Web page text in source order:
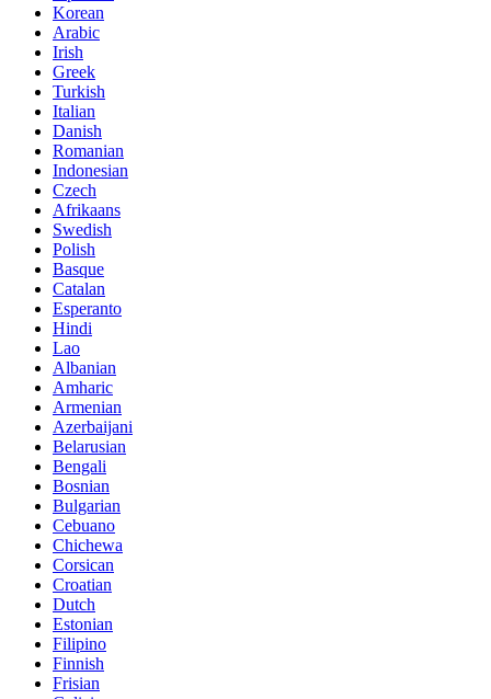
Korean
Arabic
Irish
Greek
Turkish
Italian
Danish
Romanian
Indonesian
Czech
Afrikaans
Swedish
Polish
Basque
Catalan
Esperanto
Hindi
Lao
Albanian
Amharic
Armenian
Azerbaijani
Belarusian
Bengali
Bosnian
Bulgarian
Cebuano
Chichewa
Corsican
Croatian
Dutch
Estonian
Filipino
Finnish
Frisian